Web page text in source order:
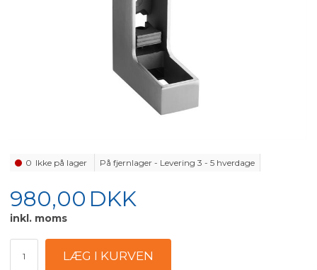
0 Ikke på lager På fjernlager - Levering 3 - 5 hverdage
980,00 DKK
inkl. moms